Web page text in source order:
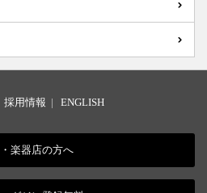
採用情報 | ENGLISH
楽器店の方へ